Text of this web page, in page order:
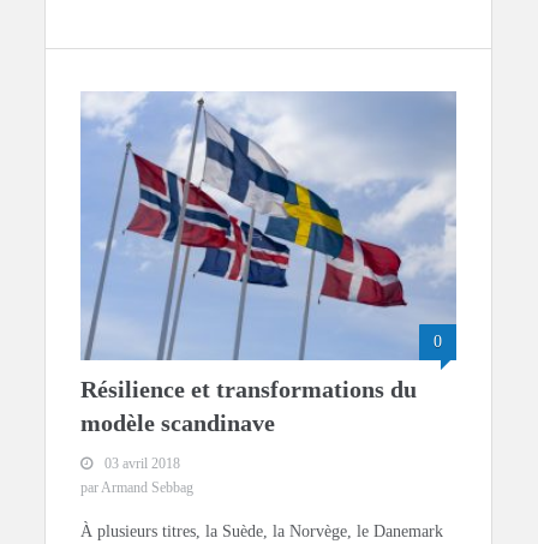
0
Résilience et transformations du
modèle scandinave
03 avril 2018
par Armand Sebbag
À plusieurs titres, la Suède, la Norvège, le Danemark